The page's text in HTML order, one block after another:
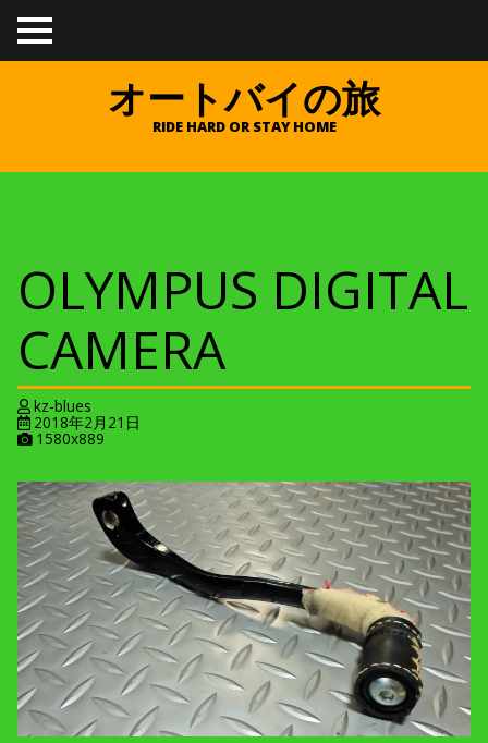
TO
GGL
オートバイの旅
RIDE HARD OR STAY HOME
OLYMPUS DIGITAL
CAMERA
kz-blues
2018年2月21日
A
a
c
h
m
e
n
t
r
e
s
o
l
u
t
i
o
1580x889